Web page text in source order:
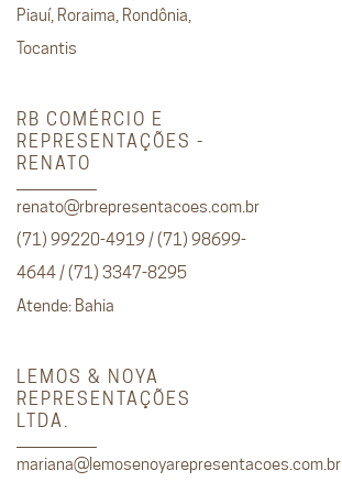
Piauí, Roraima, Rondônia,
Tocantis
RB COMÉRCIO E
REPRESENTAÇÕES -
RENATO
renato@rbrepresentacoes.com.br
(71) 99220-4919 / (71) 98699-
4644 / (71) 3347-8295
Atende: Bahia
LEMOS & NOYA
REPRESENTAÇÕES
LTDA.
mariana@lemosenoyarepresentacoes.com.br